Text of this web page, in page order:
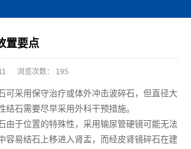
置要点
浏览次数： 195
可采用保守治疗或体外冲击波碎石，但直径大
结石需要尽早采用外科干预措施。
由于位置的特殊性，采用输尿管硬镜可能无法
容易结石上移进入肾盂，而经皮肾镜碎石在建